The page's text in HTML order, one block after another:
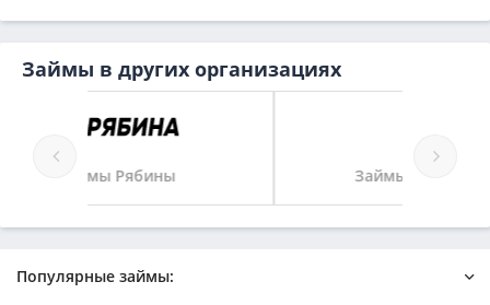
Займы в других организациях
Займы Смсфинанса
Популярные займы: